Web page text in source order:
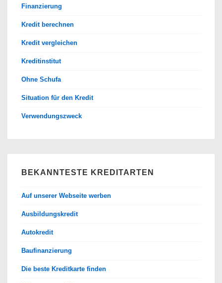
Finanzierung
Kredit berechnen
Kredit vergleichen
Kreditinstitut
Ohne Schufa
Situation für den Kredit
Verwendungszweck
BEKANNTESTE KREDITARTEN
Auf unserer Webseite werben
Ausbildungskredit
Autokredit
Baufinanzierung
Die beste Kreditkarte finden